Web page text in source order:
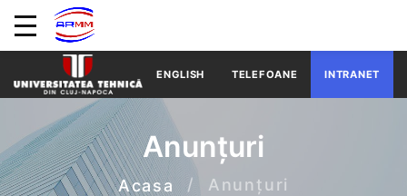
ENGLISH TELEFOANE INTRANET
Anunțuri
Acasa Anunțuri